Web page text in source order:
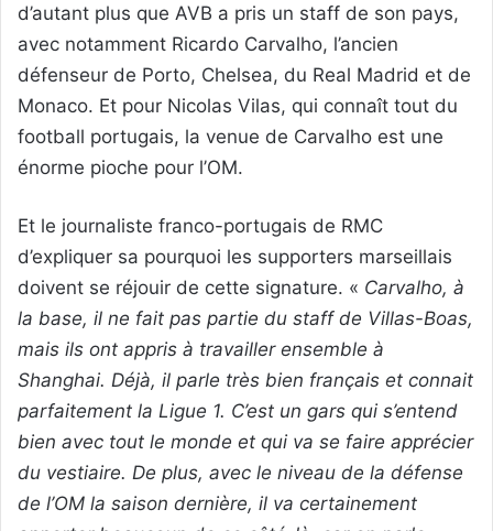
d’autant plus que AVB a pris un staff de son pays,
avec notamment Ricardo Carvalho, l’ancien
défenseur de Porto, Chelsea, du Real Madrid et de
Monaco. Et pour Nicolas Vilas, qui connaît tout du
football portugais, la venue de Carvalho est une
énorme pioche pour l’OM.
Et le journaliste franco-portugais de RMC
d’expliquer sa pourquoi les supporters marseillais
doivent se réjouir de cette signature. « Carvalho, à
la base, il ne fait pas partie du staff de Villas-Boas,
mais ils ont appris à travailler ensemble à
Shanghai. Déjà, il parle très bien français et connait
parfaitement la Ligue 1. C’est un gars qui s’entend
bien avec tout le monde et qui va se faire apprécier
du vestiaire. De plus, avec le niveau de la défense
de l’OM la saison dernière, il va certainement